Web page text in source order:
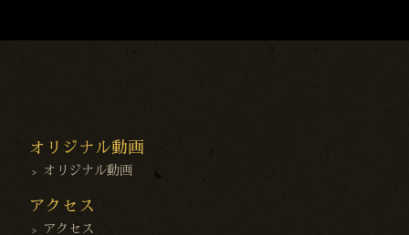
オリジナル動画
オリジナル動画
アクセス
アクセス